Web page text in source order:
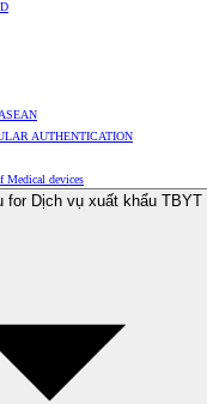
AUTHENTICATION
Medical devices
for Dịch vụ xuất khẩu TBYT